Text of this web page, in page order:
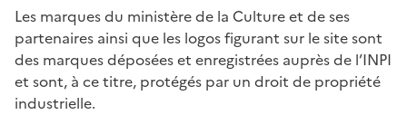
Les marques du ministère de la Culture et de ses
partenaires ainsi que les logos figurant sur le site sont
des marques déposées et enregistrées auprès de l’INPI
et sont, à ce titre, protégés par un droit de propriété
industrielle.